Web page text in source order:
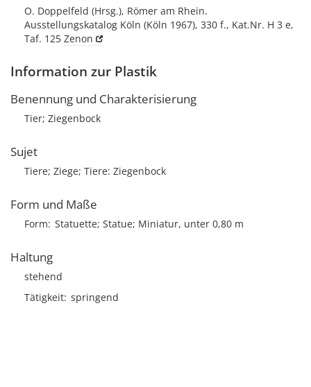
O. Doppelfeld (Hrsg.), Römer am Rhein.
Ausstellungskatalog Köln (Köln 1967), 330 f., Kat.Nr. H 3 e,
Taf. 125 Zenon
Information zur Plastik
Benennung und Charakterisierung
Tier; Ziegenbock
Sujet
Tiere; Ziege; Tiere: Ziegenbock
Form und Maße
Form Statuette; Statue; Miniatur, unter 0,80 m
Haltung
stehend
Tätigkeit springend